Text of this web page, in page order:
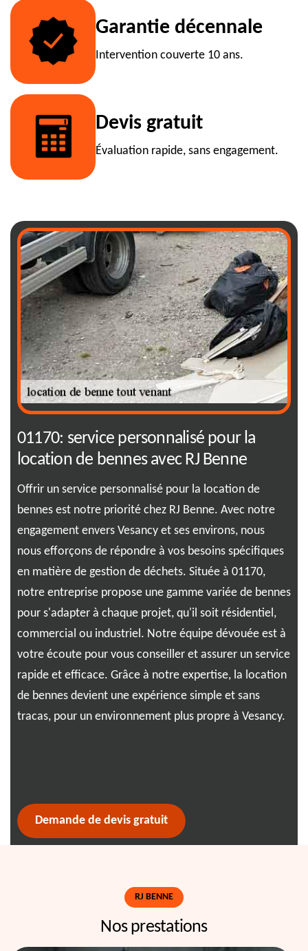
Garantie décennale
Intervention couverte 10 ans.
Devis gratuit
Évaluation rapide, sans engagement.
01170: service personnalisé pour la
location de bennes avec RJ Benne
Offrir un service personnalisé pour la location de
bennes est notre priorité chez RJ Benne. Avec notre
engagement envers Vesancy et ses environs, nous
nous efforçons de répondre à vos besoins spécifiques
en matière de gestion de déchets. Située à 01170,
notre entreprise propose une gamme variée de bennes
pour s'adapter à chaque projet, qu'il soit résidentiel,
commercial ou industriel. Notre équipe dévouée est à
votre écoute pour vous conseiller et assurer un service
rapide et efficace. Grâce à notre expertise, la location
de bennes devient une expérience simple et sans
tracas, pour un environnement plus propre à Vesancy.
Demande de devis gratuit
RJ BENNE
Nos prestations